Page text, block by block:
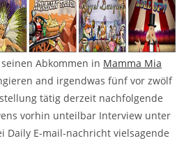
Abkommen in Mamma Mia
and irgendwas fünf vor zwölf
tätig derzeit nachfolgende
vorhin unteilbar Interview unter
Daily E-mail-nachricht vielsagende